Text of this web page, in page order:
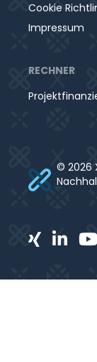
Cookie
Impressum
RECHNER
© 2026